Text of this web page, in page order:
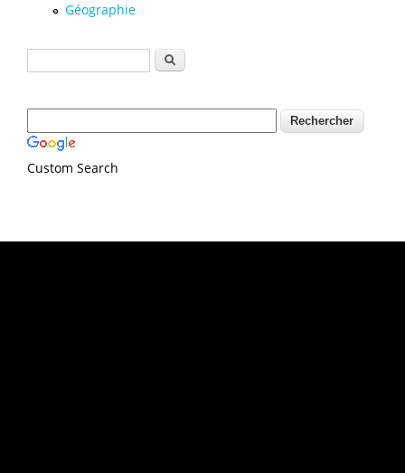
Géographie
Formulaire de recherche
Rechercher
Custom Search